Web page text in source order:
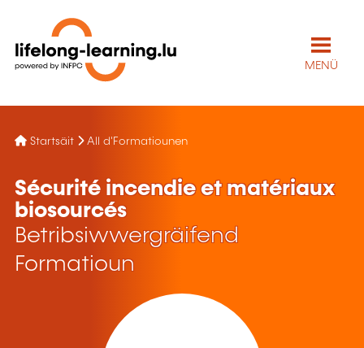
MENÜ
Startsäit All d'Formatiounen
Sécurité incendie et matériaux
biosourcés
Betribsiwwergräifend
Formatioun